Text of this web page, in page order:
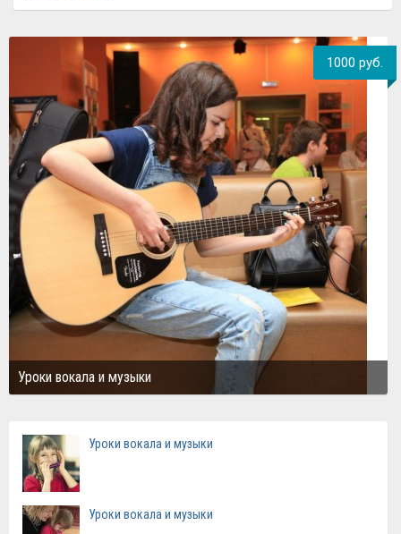
1000 руб.
Уроки вокала и музыки
Уроки вокала и музыки
Уроки вокала и музыки